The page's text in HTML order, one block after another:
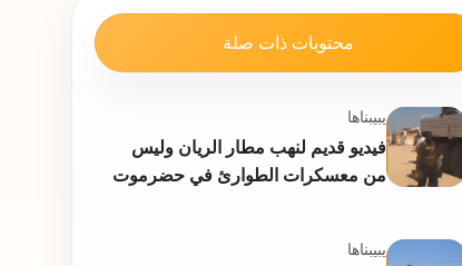
محتويات ذات صلة
يبيبناها
فيديو قديم لنهب مطار الريان وليس
من معسكرات الطوارئ في حضرموت
يبيبناها